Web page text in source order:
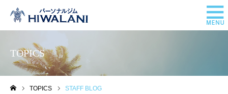
TOPICS
TOPICS STAFF BLOG